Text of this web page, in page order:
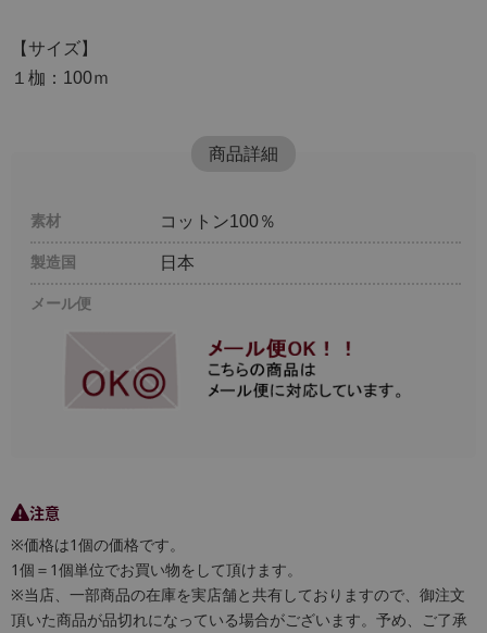
【サイズ】
１枷：100ｍ
商品詳細
素材 コットン100％
製造国 日本
メール便
注意
※価格は1個の価格です。
1個＝1個単位でお買い物をして頂けます。
※当店、一部商品の在庫を実店舗と共有しておりますので、御注文
頂いた商品が品切れになっている場合がございます。予め、ご了承